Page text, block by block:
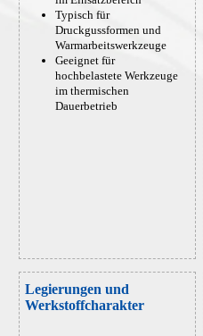
Typisch für
Druckgussformen und
Warmarbeitswerkzeuge
Geeignet für
hochbelastete Werkzeuge
im thermischen
Dauerbetrieb
Legierungen und
Werkstoffcharakter